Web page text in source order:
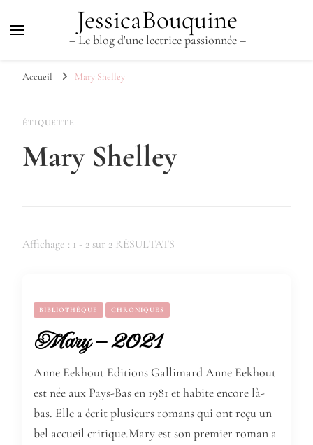
JessicaBouquine
– Le blog d'une lectrice passionnée –
Accueil Mary Shelley
ÉTIQUETTE
Mary Shelley
Affichage : 1 - 2 sur 2 RÉSULTATS
BIBLIOTHÈQUE CHRONIQUES
Mary – 2021
Anne Eekhout Editions Gallimard Anne Eekhout
est née aux Pays-Bas en 1981 et habite encore là-
bas. Elle a écrit plusieurs romans qui ont reçu un
bel accueil critique.Mary est son premier roman a